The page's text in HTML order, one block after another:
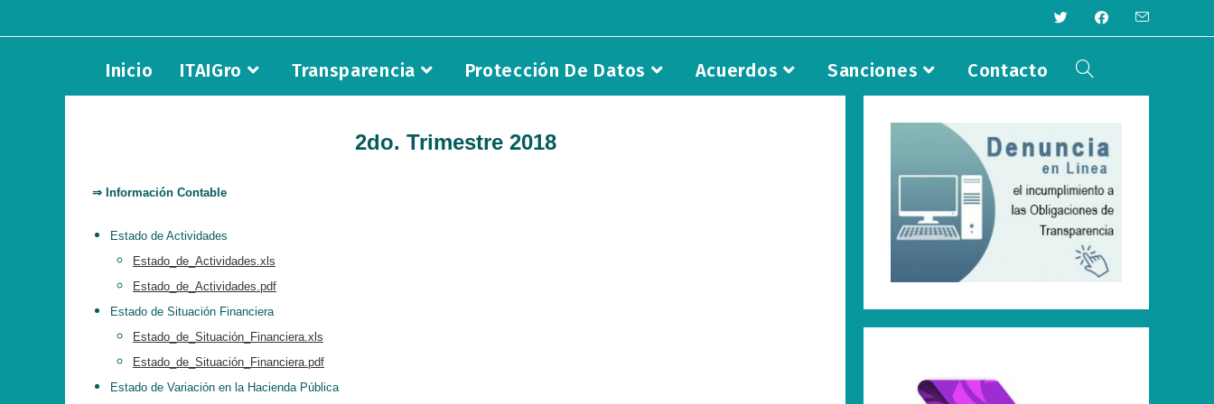
al
Inicio ITAIGro Transparencia Protección De Datos Acuerdos Sanciones Contacto
2do. Trimestre 2018
⇒ Información Contable
Estado de Actividades
Estado_de_Actividades.xls
Estado_de_Actividades.pdf
Estado de Situación Financiera
Estado_de_Situación_Financiera.xls
Estado_de_Situación_Financiera.pdf
Estado de Variación en la Hacienda Pública